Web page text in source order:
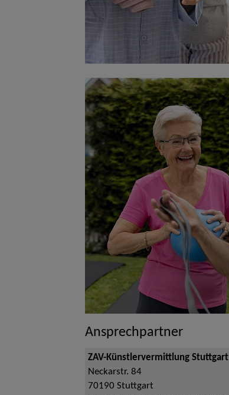
Ansprechpartner
ZAV-Künstlervermittlung Stuttgart
Neckarstr. 84
70190 Stuttgart